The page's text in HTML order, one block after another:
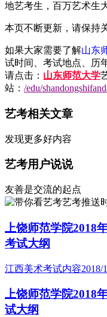
地艺考生，百万艺术生
本页不断更新，请保持
如果大家需要了解山东
试时间、考试地点、历
请点击： 山东师范大学
站： /edu/
艺考相关文章
发现更多好内容
艺考用户说说
友善是交流的起点
艺考推送
上饶师范学院2018
考试大纲
江西美术考试内容2018/
上饶师范学院2018
试大纲